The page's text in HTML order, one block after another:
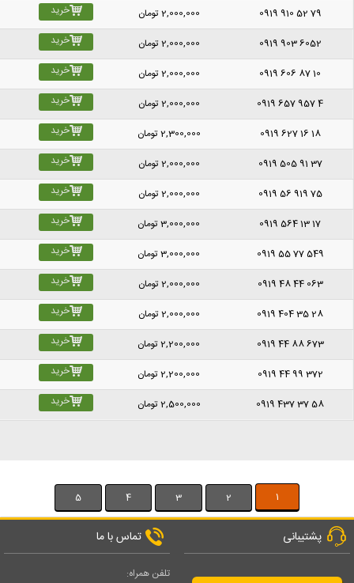
0919 910 52 79
2,000,000تومان خرید
0919 903 6052
2,000,000تومان خرید
0919 606 87 10
2,000,000تومان خرید
0919 657 957 4
2,000,000تومان خرید
0919 627 16 18
2,300,000تومان خرید
0919 505 91 37
2,000,000تومان خرید
0919 56 919 75
2,000,000تومان خرید
0919 564 13 17
3,000,000تومان خرید
0919 55 77 549
3,000,000تومان خرید
0919 48 44 063
2,000,000تومان خرید
0919 404 35 28
2,000,000تومان خرید
0919 44 88 673
2,200,000تومان خرید
0919 44 99 372
2,200,000تومان خرید
0919 437 37 58
2,500,000تومان خرید
1
2
3
4
5
پشتیبانی تماس با ما
تلفن همراه: